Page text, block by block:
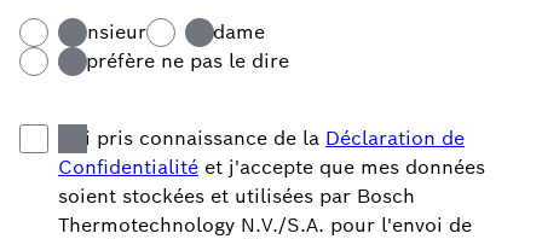
Monsieur
Madame
Je préfère ne pas le dire
J'ai pris connaissance de la Déclaration de
Confidentialité et j'accepte que mes données
soient stockées et utilisées par Bosch
Thermotechnology N.V./S.A. pour l'envoi de